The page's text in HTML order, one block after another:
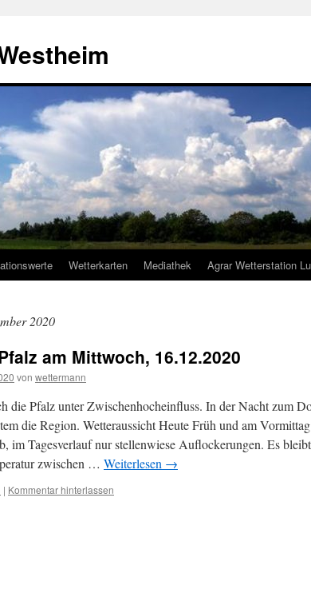
Wetterkarten Mediathek Agrar Wetterstation
2020
am Mittwoch, 16.12.2020
von wettermann
die Pfalz unter Zwischenhocheinfluss. In der Nacht zum
die Region. Wetteraussicht Heute Früh und am
im Tagesverlauf nur stellenwiese Auflockerungen. Es bleibt
zwischen … Weiterlesen →
| Kommentar hinterlassen